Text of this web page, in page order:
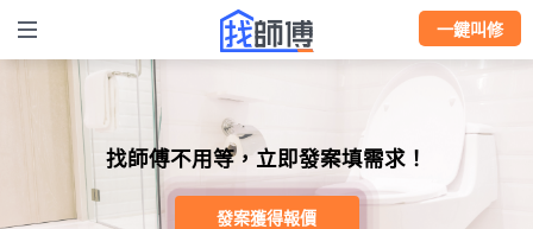
一鍵叫修
找師傅不用等，立即發案填需求！
發案獲得報價